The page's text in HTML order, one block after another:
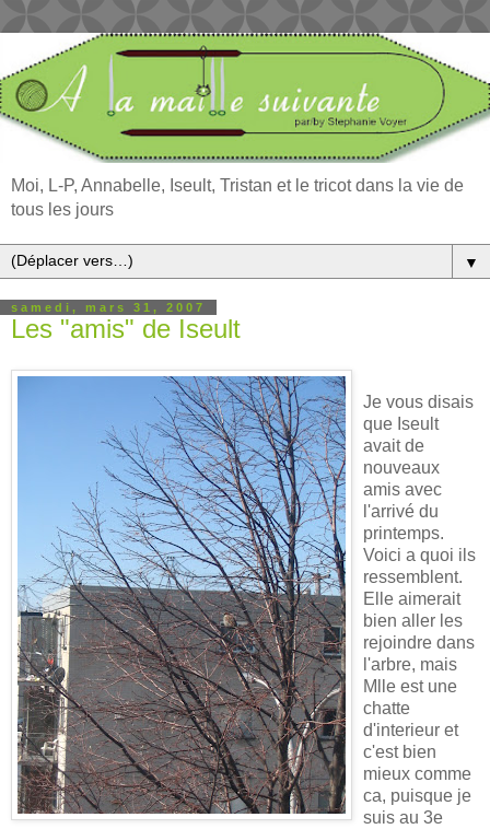
Moi, L-P, Annabelle, Iseult, Tristan et le tricot dans la vie de
tous les jours
▼
samedi, mars 31, 2007
Les "amis" de Iseult
Je vous disais
que Iseult
avait de
nouveaux
amis avec
l'arrivé du
printemps.
Voici a quoi ils
ressemblent.
Elle aimerait
bien aller les
rejoindre dans
l'arbre, mais
Mlle est une
chatte
d'interieur et
c'est bien
mieux comme
ca, puisque je
suis au 3e